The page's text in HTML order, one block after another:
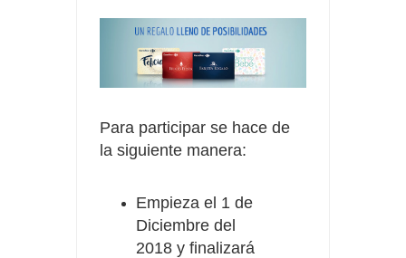
Para participar se hace de
la siguiente manera:
Empieza el 1 de
Diciembre del
2018 y finalizará